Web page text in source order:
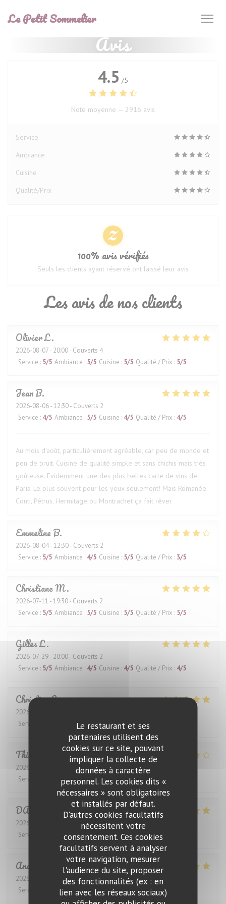
Le restaurant et ses
partenaires utilisent des
cookies sur ce site, pouvant
impliquer la collecte de
données à caractère
personnel. Les cookies dits «
nécessaires » sont obligatoires
et installés par défaut.
D'autres cookies facultatifs
nécessitent votre
consentement. Ces cookies
facultatifs servent à analyser
votre navigation, mesurer
l'audience du site, proposer
des fonctionnalités (ex : en
lien avec les réseaux sociaux)
Le Petit Sommelier
Avis
Les avis de nos clients
OlivierL
2026-08-07- 20:00 - Couverts 4
Service : 5/5 Ambiance : 5/5 Cuisine : 5/5 Qualité / Prix : 5/5
JeanB
2026-08-06- 12:30 - Couverts 2
Service : 4/5 Ambiance : 5/5 Cuisine : 4/5 Qualité / Prix : 4/5
Au mois d'août, particulièrement agréable, car peu de monde et
peu de bruit. Cuisine de qualité simple et sans chichis mais très
goûteuse. Evidemment une des plus belles carte de vins de
Paris. Le plus souvent pour les yeux seulement! Mais Romanée
Conti, Pétrus, Hermitage ou Montrachet ça fait rêver
EmmelineB
2026-08-04- 12:30 - Couverts 2
Service : 5/5 Ambiance : 4/5 Cuisine : 5/5 Qualité / Prix : 3/5
ChristianeM
2026-07-11 - 19:30 - Couverts 2
Service : 5/5 Ambiance : 5/5 Cuisine : 5/5 Qualité / Prix : 5/5
GillesL
2026-07-29- 20:00 - Couverts 2
Service : 5/5 Ambiance : 4/5 Cuisine : 4/5 Qualité / Prix : 4/5
ChristianG
2026-07-29
Service
Ambiance: 5/5 Cuisine: 5 /5 Qualité / Prix
Thierry
2026-07-31
- 12:30 - Couverts 2
Service
Ambiance:4/5 Cuisine: 4/5 Qualité / Prix
DANIEL
2026-07-28
- 12:30 - Couverts 4
Service
Ambiance: 5/5 Cuisine :5/5 Qualité / Prix
Anders
2026-07-27
- 19:00 - Couverts 4
Service
Ambiance:5/5 Cuisine:5/5 Qualité / Prix
4.5 /5
Note moyenne — 2916 avis
Service
Ambiance
Cuisine
Qualité/Prix
100% avis vérifiés
Seuls les clients ayant réservé ont laissé leur avis